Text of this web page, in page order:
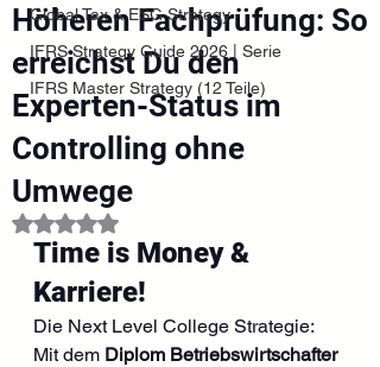
Global Tax & ESG Strategy
IFRS Strategy Guide 2026 | Serie
IFRS Master Strategy (12 Teile)
Höheren Fachprüfung: So
erreichst Du den
Experten-Status im
Controlling ohne
Umwege
Mit NaN von 5 Sternen bewertet.
Time is Money &
Karriere!
Die Next Level College Strategie:
Mit dem Diplom Betriebswirtschafter